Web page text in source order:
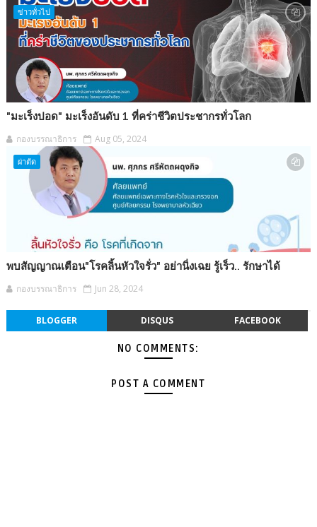
ข่าวทั่วไป
"มะเร็งปอด" มะเร็งอันดับ 1 ที่คร่าชีวิตประชากรทั่วโลก
กองบรรณาธิการ Aug 05, 2024
ผ่าตัด
พบสัญญาณเตือน"โรคลิ้นหัวใจรั่ว" อย่านิ่งเฉย รู้เร็ว.. รักษาได้
กองบรรณาธิการ Jun 28, 2024
BLOGGER DISQUS FACEBOOK
NO COMMENTS:
POST A COMMENT